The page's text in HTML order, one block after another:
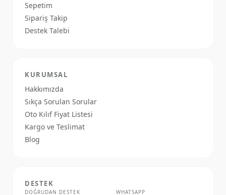
Sepetim
Sipariş Takip
Destek Talebi
KURUMSAL
Hakkımızda
Sıkça Sorulan Sorular
Oto Kılıf Fiyat Listesi
Kargo ve Teslimat
Blog
DESTEK
DOĞRUDAN DESTEK WHATSAPP